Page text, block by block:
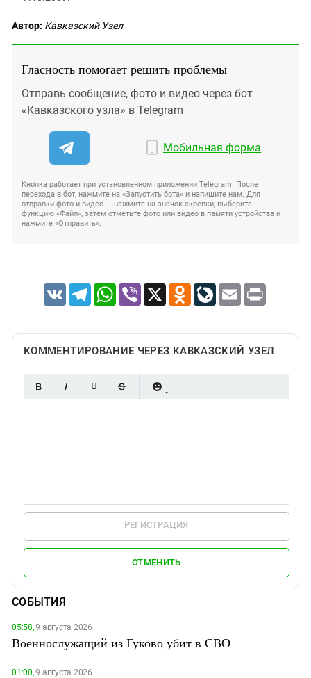
Автор: Кавказский Узел
Гласность помогает решить проблемы
Отправь сообщение, фото и видео через бот
«Кавказского узла» в Telegram
Мобильная форма
Кнопка работает при установленном приложении Telegram. После
перехода в бот, нажмите на «Запустить бота» и напишите нам. Для
отправки фото и видео — нажмите на значок скрепки, выберите
функцию «Файл», затем отметьте фото или видео в памяти устройства и
нажмите «Отправить».
VK TelegramWhatsApp
Viber X Odnoklassniki
LiveJournal
Email Print
КОММЕНТИРОВАНИЕ ЧЕРЕЗ КАВКАЗСКИЙ УЗЕЛ
РЕГИСТРАЦИЯ
ОТМЕНИТЬ
СОБЫТИЯ
05:58,9 августа 2026
Военнослужащий из Гуково убит в СВО
01:00,9 августа 2026